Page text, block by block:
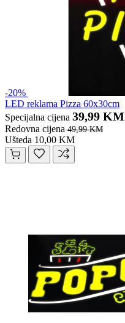
-20%
LED reklama Pizza 60x30cm
Specijalna cijena 39,99 KM
Redovna cijena 49,99 KM
Ušteda 10,00 KM